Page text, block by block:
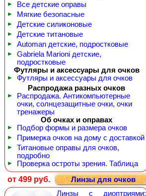
► Все детские оправы
► Мягкие безопасные
► Детские силиконовые
► Детские титановые
► Automan детские, подростковые
►
Gabriela Marioni детские,
подростковые
Футляры и аксессуары для очков
►
Футляры и аксессуары для очков
Распродажа разных очков
►
Распродажа. Антикомпьютерные
очки, солнцезащитные очки, очки
тренажеры
Об очках и оправах
► Подбор формы и размера очков
► Примерка очков на дому с доставкой
►
Титановые оправы для очков,
подробно
► Проверка остроты зрения. Таблица
от 499 руб.
Линзы для очков
Линзы с диоптриями: